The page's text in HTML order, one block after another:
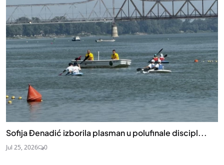
Sofija Đenadić izborila plasman u polufinale discipl...
Jul 25, 2026 0